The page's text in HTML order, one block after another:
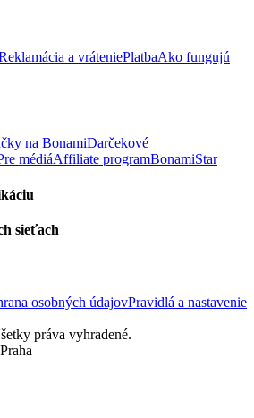
a vráteniePlatbaAko fungujú
na BonamiDarčekové
médiáAffiliate programBonamiStar
sieťach
osobných údajovPravidlá a nastavenie
práva vyhradené.